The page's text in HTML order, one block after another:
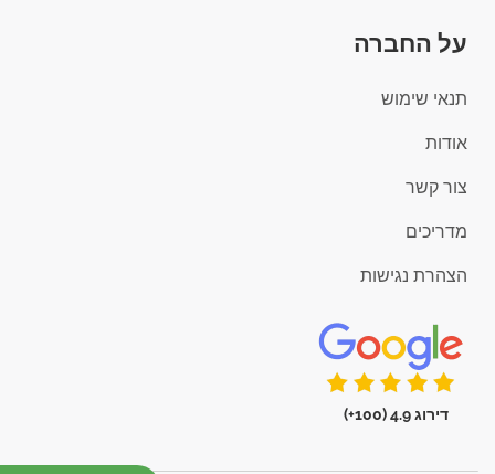
על החברה
תנאי שימוש
אודות
צור קשר
מדריכים
הצהרת נגישות
דירוג 4.9 (100+)